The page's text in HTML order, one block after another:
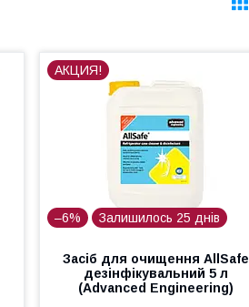
АКЦИЯ!
–6% Залишилось 25 днів
Засіб для очищення AllSafe
дезінфікувальний 5 л
(Advanced Engineering)